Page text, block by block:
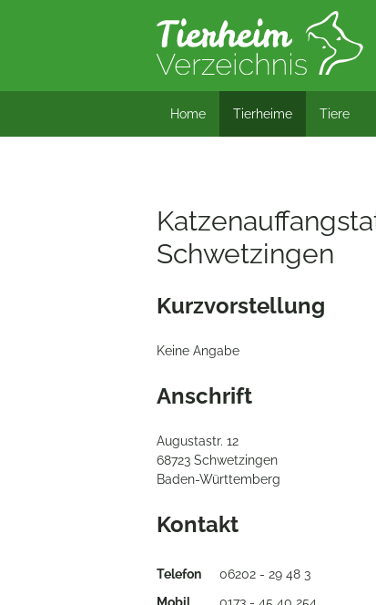
Home
Tierheime Tiere
Schwetzingen
Kurzvorstellung
Keine Angabe
Anschrift
Augustastr. 12
68723 Schwetzingen
Baden-Württemberg
Kontakt
Telefon
06202 - 29 48 3